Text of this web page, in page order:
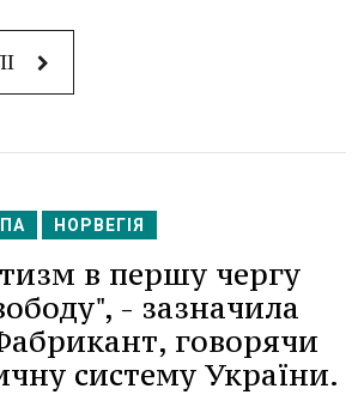
НОРВЕГІЯ
в першу чергу
- зазначила
говорячи
систему України.